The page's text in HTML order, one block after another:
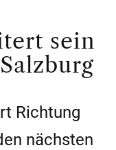
sein
Richtung
nächsten